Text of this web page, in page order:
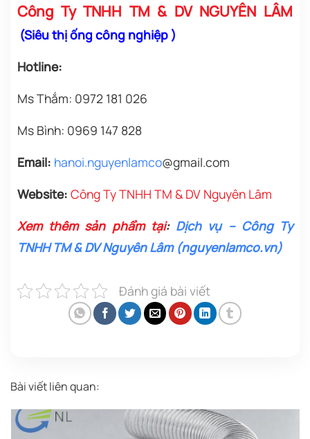
Công Ty TNHH TM & DV NGUYÊN LÂM
(Siêu thị ống công nghiệp)
Hotline:
Ms Thắm: 0972 181 026
Ms Bình: 0969 147 828
Email: hanoi.nguyenlamco@gmail.com
Website: Công Ty TNHH TM & DV Nguyên Lâm
Xem thêm sản phẩm tại: Dịch vụ – Công Ty
TNHH TM & DV Nguyên Lâm (nguyenlamco.vn)
Đánh giá bài viết
Bài viết liên quan: